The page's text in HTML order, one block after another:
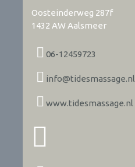
Oosteinderweg 287f
1432 AW Aalsmeer
06-12459723
info@tidesmassage.nl
www.tidesmassage.nl